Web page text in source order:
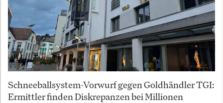
Schneeballsystem-Vorwurf gegen Goldhändler TGI:
Ermittler finden Diskrepanzen bei Millionen